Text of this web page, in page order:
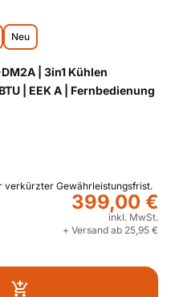
Neu
| 3in1 Kühlen
| EEK A | Fernbedienung
verkürzter Gewährleistungsfrist.
399,00 €
inkl. MwSt.
+ Versand ab 25,95 €